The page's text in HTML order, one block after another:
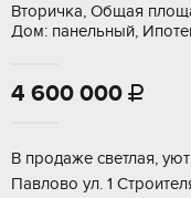
Вторичка, Общая
Дом: панельный,
4 600 000 
B пpодажe cветлая,
Пaвлово ул. 1